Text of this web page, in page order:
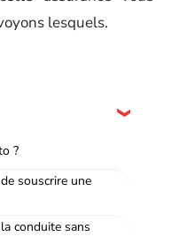
lesquels.
?
souscrire une
conduite sans